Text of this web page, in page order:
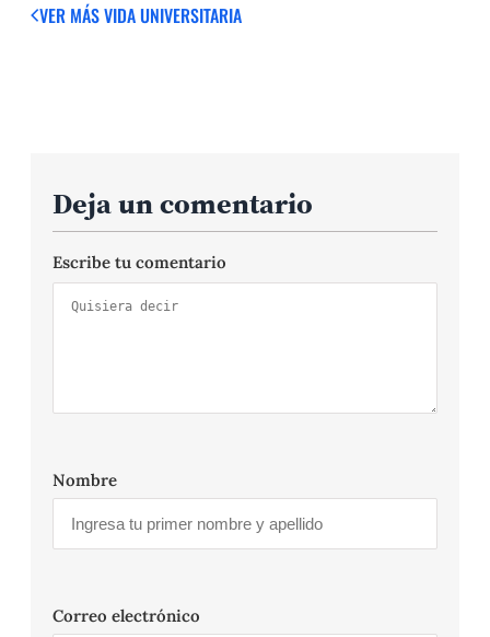
VER MÁSVIDA UNIVERSITARIA
Deja un comentario
Escribe tu comentario
Nombre
Correo electrónico